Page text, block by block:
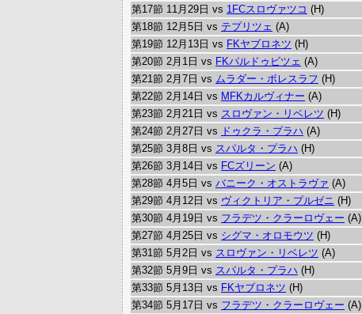
第17節 11月29日 vs 1FCスロヴァツコ (H)
第18節 12月5日 vs テプリツェ (A)
第19節 12月13日 vs FKヤブロネツ (H)
第20節 2月1日 vs FKパルドゥビツェ (A)
第21節 2月7日 vs ムラダー・ボレスラフ (H)
第22節 2月14日 vs MFKカルヴィナー (A)
第23節 2月21日 vs スロヴァン・リベレツ (H)
第24節 2月27日 vs ドゥクラ・プラハ (A)
第25節 3月8日 vs スパルタ・プラハ (H)
第26節 3月14日 vs FCズリーン (A)
第28節 4月5日 vs バニーク・オストラヴァ (A)
第29節 4月12日 vs ヴィクトリア・プルゼニ (H)
第30節 4月19日 vs フラデツ・クラーロヴェー (A)
第27節 4月25日 vs シグマ・オロモウツ (H)
第31節 5月2日 vs スロヴァン・リベレツ (A)
第32節 5月9日 vs スパルタ・プラハ (H)
第33節 5月13日 vs FKヤブロネツ (H)
第34節 5月17日 vs フラデツ・クラーロヴェー (A)